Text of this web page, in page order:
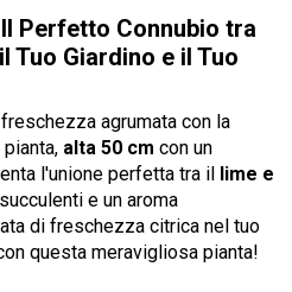
Perfetto Connubio tra
Tuo Giardino e il Tuo
agrumata con la
alta 50 cm con un
l'unione perfetta tra il lime e
e un aroma
di freschezza citrica nel tuo
questa meravigliosa pianta!